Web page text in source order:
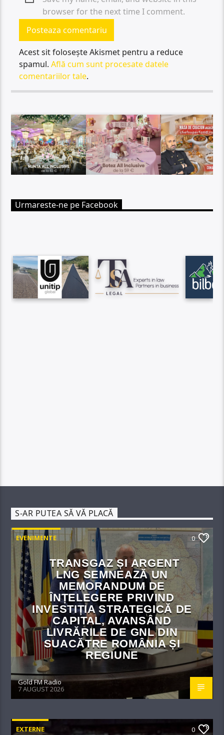
browser for the next time I comment.
Acest sit folosește Akismet pentru a reduce
spamul.Află cum sunt procesate datele
comentariilor tale.
Urmareste-ne pe Facebook
S-AR PUTEA SĂ VĂ PLACĂ
EVENIMENTE 0
TRANSGAZ ȘI ARGENT
LNG SEMNEAZĂ UN
MEMORANDUM DE
ÎNȚELEGERE PRIVIND
INVESTIȚIA STRATEGICĂ DE
CAPITAL, AVANSÂND
LIVRĂRILE DE GNL DIN
SUACĂTRE ROMÂNIA ȘI
REGIUNE
Gold FM Radio
7 AUGUST 2026
EXTERNE 0